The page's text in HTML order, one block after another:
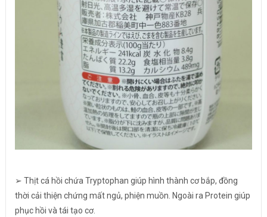
➢ Thịt cá hồi chứa Tryptophan giúp hình thành cơ bắp, đồng
thời cải thiện chứng mất ngủ, phiện muồn. Ngoài ra Protein giúp
phục hồi và tái tạo cơ.